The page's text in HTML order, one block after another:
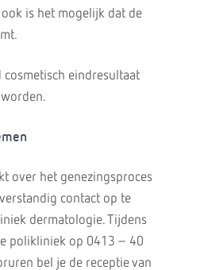
is het mogelijk dat de
cosmetisch eindresultaat
over het genezingsproces
contact op te
dermatologie. Tijdens
polikliniek op 0413 – 40
bel je de receptie van